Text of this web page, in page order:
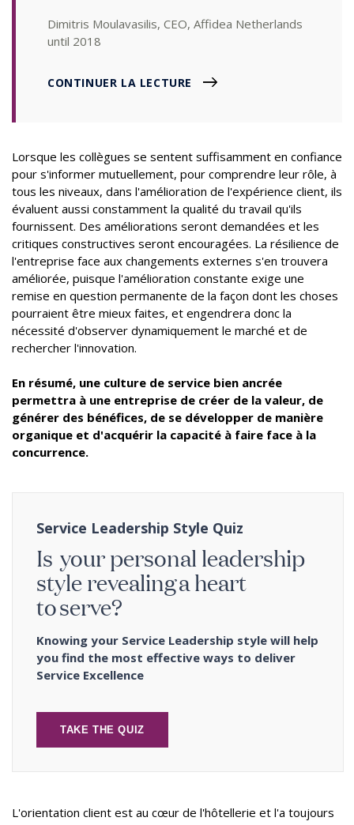
Dimitris Moulavasilis, CEO, Affidea Netherlands
until 2018
CONTINUER LA LECTURE
Lorsque les collègues se sentent suffisamment en confiance
pour s'informer mutuellement, pour comprendre leur rôle, à
tous les niveaux, dans l'amélioration de l'expérience client, ils
évaluent aussi constamment la qualité du travail qu'ils
fournissent. Des améliorations seront demandées et les
critiques constructives seront encouragées. La résilience de
l'entreprise face aux changements externes s'en trouvera
améliorée, puisque l'amélioration constante exige une
remise en question permanente de la façon dont les choses
pourraient être mieux faites, et engendrera donc la
nécessité d'observer dynamiquement le marché et de
rechercher l'innovation.
En résumé, une culture de service bien ancrée
permettra à une entreprise de créer de la valeur, de
générer des bénéfices, de se développer de manière
organique et d'acquérir la capacité à faire face à la
concurrence.
Service Leadership Style Quiz
Is your personal leadership
style revealing a heart
to serve?
Knowing your Service Leadership style will help
you find the most effective ways to deliver
Service Excellence
TAKE THE QUIZ
L'orientation client est au cœur de l'hôtellerie et l'a toujours